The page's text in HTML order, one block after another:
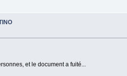
et le document a fuité...